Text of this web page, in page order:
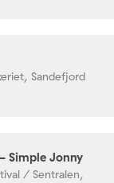
Sandefjord
Simple Jonny
/ Sentralen,